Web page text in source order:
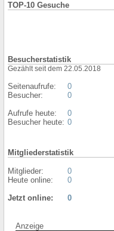
TOP-10 Gesuche
Besucherstatistik
Gezählt seit dem 22.05.2018
Seitenaufrufe:
Besucher:
Aufrufe heute:
Besucher heute:
0
0
0
0
Mitgliederstatistik
Mitglieder:
Heute online:
0
0
Jetzt online:
0
Anzeige